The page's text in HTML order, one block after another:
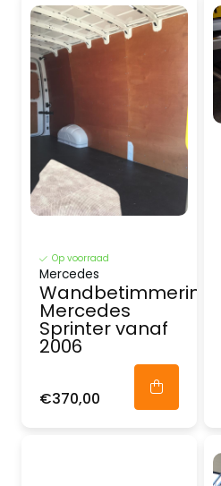
Op voorraad
Mercedes
Wandbetimmering
Mercedes
Sprinter vanaf
2006
€370,00